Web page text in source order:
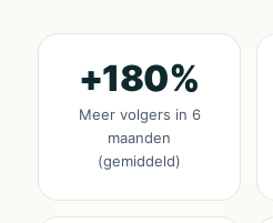
+180%
Meer volgers in 6
maanden
(gemiddeld)